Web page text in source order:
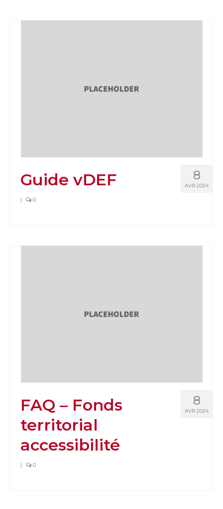
8
AVR 2024
Guide vDEF
| 0
8
AVR 2024
FAQ – Fonds
territorial
accessibilité
| 0